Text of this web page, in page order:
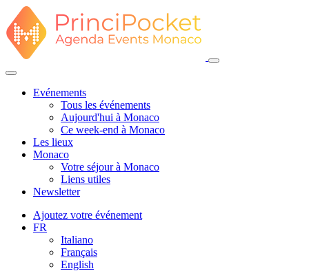
Evénements
Tous les événements
Aujourd'hui à Monaco
Ce week-end à Monaco
Les lieux
Monaco
Votre séjour à Monaco
Liens utiles
Newsletter
Ajoutez votre événement
FR
Italiano
Français
English